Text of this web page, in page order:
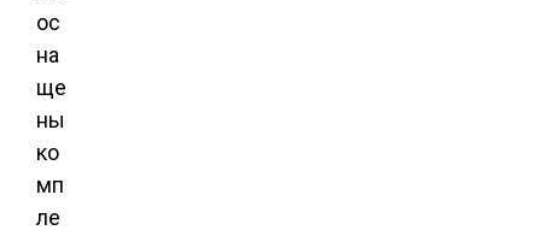
ос
на
ще
ны
ко
мп
ле